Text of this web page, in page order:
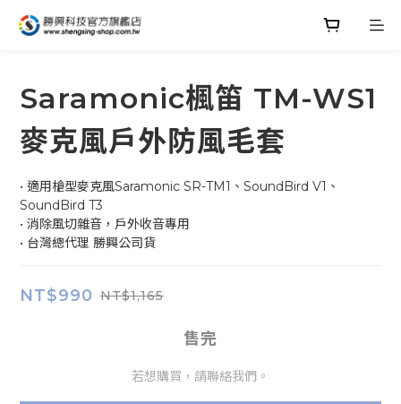
Saramonic楓笛 TM-WS1
麥克風戶外防風毛套
• 適用槍型麥克風Saramonic SR-TM1、SoundBird V1、
SoundBird T3
• 消除風切雜音，戶外收音專用
• 台灣總代理 勝興公司貨
NT$990 NT$1,165
售完
若想購買，請聯絡我們。